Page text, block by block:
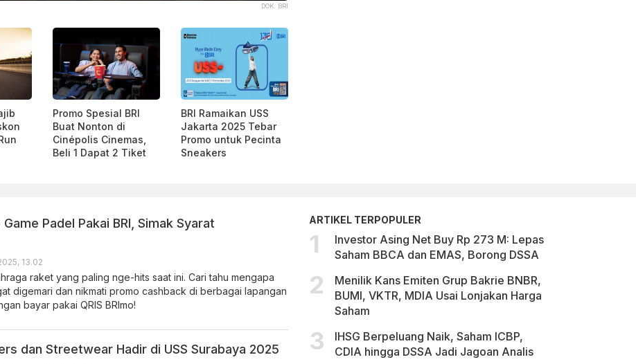
ISTIMEWA
Promo Spesial BRI
Buat Nonton di
Cinépolis Cinemas,
Beli 1 Dapat 2 Tiket
BRI Ramaikan USS
Jakarta 2025 Tebar
Promo untuk Pecinta
Sneakers
Padel Pakai BRI, Simak Syarat
13.02
raket yang paling nge-hits saat ini. Cari tahu mengapa
digemari dan nikmati promo cashback di berbagai lapangan
bayar pakai QRIS BRImo!
dan Streetwear Hadir di USS Surabaya 2025
ARTIKEL TERPOPULER
Investor Asing Net Buy Rp 273 M: Lepas
Saham BBCA dan EMAS, Borong DSSA
Menilik Kans Emiten Grup Bakrie BNBR,
BUMI, VKTR, MDIA Usai Lonjakan Harga
Saham
IHSG Berpeluang Naik, Saham ICBP,
CDIA hingga DSSA Jadi Jagoan Analis